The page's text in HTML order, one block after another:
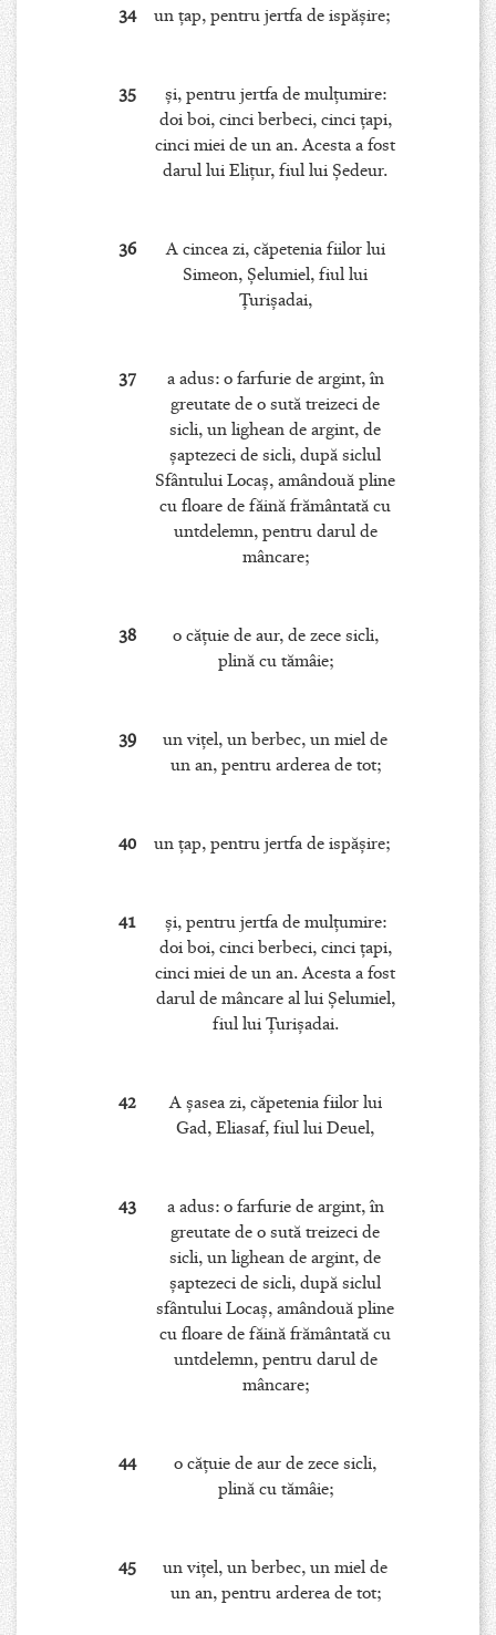
34 un ţap, pentru jertfa de ispăşire;
35
şi, pentru jertfa de mulţumire:
doi boi, cinci berbeci, cinci ţapi,
cinci miei de un an. Acesta a fost
darul lui Eliţur, fiul lui Şedeur.
36
A cincea zi, căpetenia fiilor lui
Simeon, Şelumiel, fiul lui
Ţurişadai,
37
a adus: o farfurie de argint, în
greutate de o sută treizeci de
sicli, un lighean de argint, de
şaptezeci de sicli, după siclul
Sfântului Locaş, amândouă pline
cu floare de făină frământată cu
untdelemn, pentru darul de
mâncare;
38
o căţuie de aur, de zece sicli,
plină cu tămâie;
39
un viţel, un berbec, un miel de
un an, pentru arderea de tot;
40 un ţap, pentru jertfa de ispăşire;
41
şi, pentru jertfa de mulţumire:
doi boi, cinci berbeci, cinci ţapi,
cinci miei de un an. Acesta a fost
darul de mâncare al lui Şelumiel,
fiul lui Ţurişadai.
42
A şasea zi, căpetenia fiilor lui
Gad, Eliasaf, fiul lui Deuel,
43
a adus: o farfurie de argint, în
greutate de o sută treizeci de
sicli, un lighean de argint, de
şaptezeci de sicli, după siclul
sfântului Locaş, amândouă pline
cu floare de făină frământată cu
untdelemn, pentru darul de
mâncare;
44
o căţuie de aur de zece sicli,
plină cu tămâie;
45
un viţel, un berbec, un miel de
un an, pentru arderea de tot;